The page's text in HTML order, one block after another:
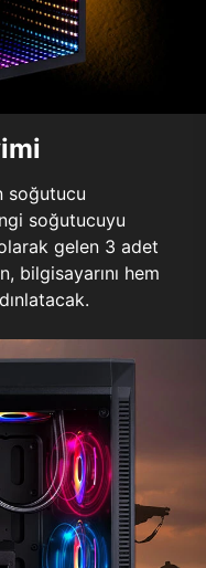
soğutucu
soğutucuyu
gelen 3 adet
bilgisayarını hem